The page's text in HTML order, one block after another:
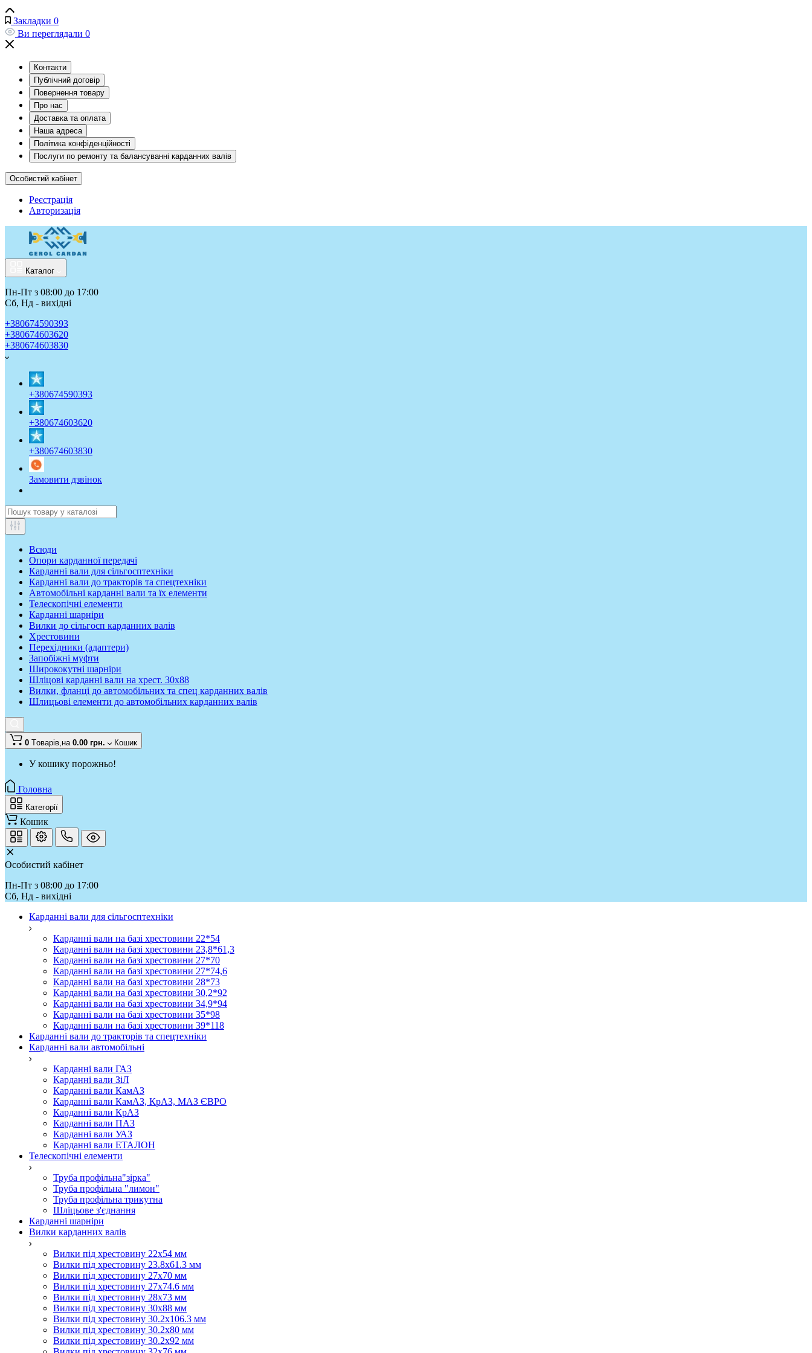
Закладки 0
Ви переглядали 0
Контакти
Публічний договір
Повернення товару
Про нас
Доставка та оплата
Наша адреса
Політика конфіденційності
Послуги по ремонту та балансуванні карданних валів
Особистий кабінет
Реєстрація
Авторизація
Каталог
Пн-Пт з 08:00 до 17:00
Сб, Нд - вихідні
+380674590393
+380674603620
+380674603830
+380674590393
+380674603620
+380674603830
Замовити дзвінок
Всюди
Опори карданної передачі
Карданні вали для сільгосптехніки
Карданні вали до тракторів та спецтехніки
Автомобільні карданні вали та їх елементи
Телескопічні елементи
Карданні шарніри
Вилки до сільгосп карданних валів
Хрестовини
Перехідники (адаптери)
Запобіжні муфти
Ширококутні шарніри
Шліцові карданні вали на хрест. 30x88
Вилки, фланці до автомобільних та спец карданних валів
Шлицьові елементи до автомобільних карданних валів
0 Tоварів,на 0.00 грн. Кошик
У кошику порожньо!
Головна
Категорії
Кошик
Особистий кабінет
Пн-Пт з 08:00 до 17:00
Сб, Нд - вихідні
Карданні вали для сільгосптехніки
Карданні вали на базі хрестовини 22*54
Карданні вали на базі хрестовини 23,8*61,3
Карданні вали на базі хрестовини 27*70
Карданні вали на базі хрестовини 27*74,6
Карданні вали на базі хрестовини 28*73
Карданні вали на базі хрестовини 30,2*92
Карданні вали на базі хрестовини 34,9*94
Карданні вали на базі хрестовини 35*98
Карданні вали на базі хрестовини 39*118
Карданні вали до тракторів та спецтехніки
Карданні вали автомобільні
Карданні вали ГАЗ
Карданні вали ЗіЛ
Карданні вали КамАЗ
Карданні вали КамАЗ, КрАЗ, МАЗ ЄВРО
Карданні вали КрАЗ
Карданні вали ПАЗ
Карданні вали УАЗ
Карданні вали ЕТАЛОН
Телескопічні елементи
Труба профільна"зірка"
Труба профільна "лимон"
Труба профільна трикутна
Шліцьове з'єднання
Карданні шарніри
Вилки карданних валів
Вилки під хрестовину 22х54 мм
Вилки під хрестовину 23.8х61.3 мм
Вилки під хрестовину 27х70 мм
Вилки під хрестовину 27х74.6 мм
Вилки під хрестовину 28х73 мм
Вилки під хрестовину 30х88 мм
Вилки під хрестовину 30.2х106.3 мм
Вилки під хрестовину 30.2х80 мм
Вилки під хрестовину 30.2х92 мм